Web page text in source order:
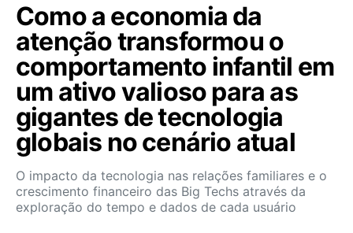
Como a economia da
atenção transformou o
comportamento infantil em
um ativo valioso para as
gigantes de tecnologia
globais no cenário atual
O impacto da tecnologia nas relações familiares e o
crescimento financeiro das Big Techs através da
exploração do tempo e dados de cada usuário